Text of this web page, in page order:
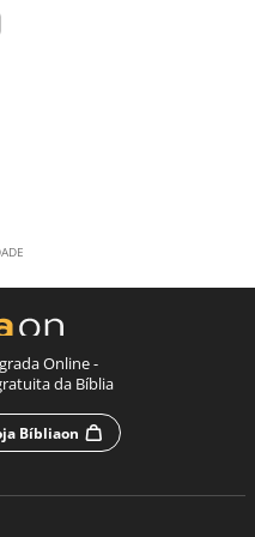
Online -
da Bíblia
Bíbliaon